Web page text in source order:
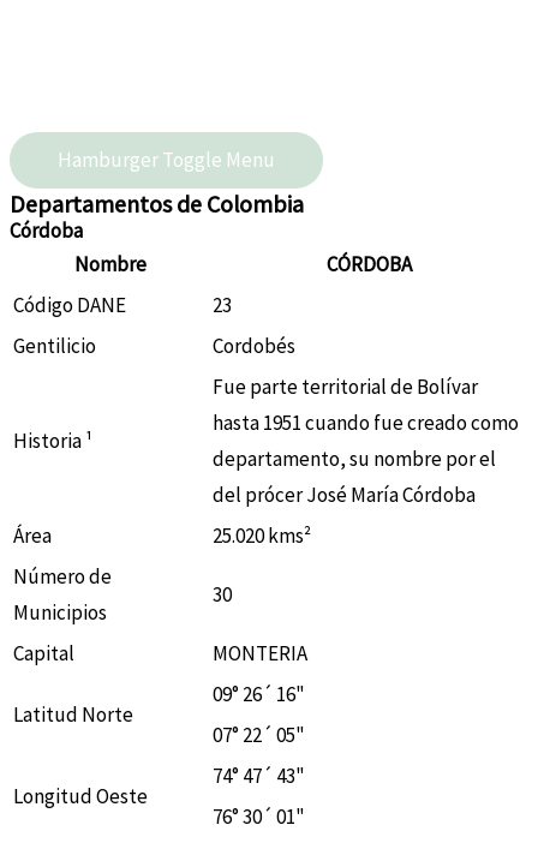
Hamburger Toggle Menu
Departamentos de Colombia
Córdoba
Nombre
CÓRDOBA
Código DANE
23
Gentilicio
Cordobés
Historia ¹
Fue parte territorial de Bolívar
hasta 1951 cuando fue creado como
departamento, su nombre por el
del prócer José María Córdoba
Área
25.020 kms²
Número de
Municipios
30
Capital MONTERIA
Latitud Norte
09° 26´ 16"
07° 22´ 05"
Longitud Oeste
74° 47´ 43"
76° 30´ 01"